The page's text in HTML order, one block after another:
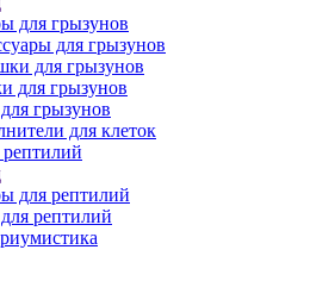
для грызунов
для грызунов
для грызунов
для грызунов
грызунов
для клеток
для рептилий
рептилий